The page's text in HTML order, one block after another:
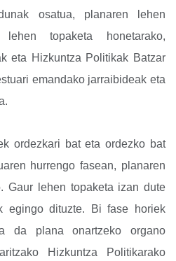
osatua, planaren lehen
topaketa honetarako,
eta Hizkuntza Politikak Batzar
emandako jarraibideak eta
ordezkari bat eta ordezko bat
hurrengo fasean, planaren
Gaur lehen topaketa izan dute
egingo dituzte. Bi fase horiek
da plana onartzeko organo
Hizkuntza Politikarako